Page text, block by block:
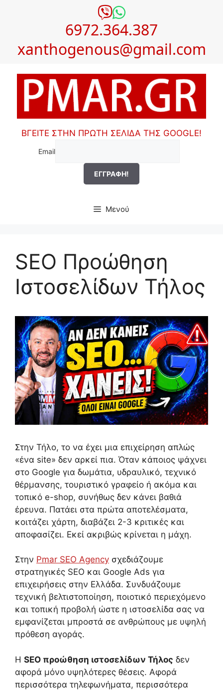
6972.364.387
xanthogenous@gmail.com
ΒΓΕΙΤΕ ΣΤΗΝ ΠΡΩΤΗ ΣΕΛΙΔΑ ΤΗΣ GOOGLE!
Email
Μενού
SEO Προώθηση
Ιστοσελίδων Τήλος
Στην Τήλο, το να έχει μια επιχείρηση απλώς
«ένα site» δεν αρκεί πια. Όταν κάποιος ψάχνει
στο Google για δωμάτια, υδραυλικό, τεχνικό
θέρμανσης, τουριστικό γραφείο ή ακόμα και
τοπικό e-shop, συνήθως δεν κάνει βαθιά
έρευνα. Πατάει στα πρώτα αποτελέσματα,
κοιτάζει χάρτη, διαβάζει 2-3 κριτικές και
αποφασίζει. Εκεί ακριβώς κρίνεται η μάχη.
Στην Pmar SEO Agency σχεδιάζουμε
στρατηγικές SEO και Google Ads για
επιχειρήσεις στην Ελλάδα. Συνδυάζουμε
τεχνική βελτιστοποίηση, ποιοτικό περιεχόμενο
και τοπική προβολή ώστε η ιστοσελίδα σας να
εμφανίζεται μπροστά σε ανθρώπους με υψηλή
πρόθεση αγοράς.
Η SEO προώθηση ιστοσελίδων Τήλος δεν
αφορά μόνο υψηλότερες θέσεις. Αφορά
περισσότερα τηλεφωνήματα, περισσότερα